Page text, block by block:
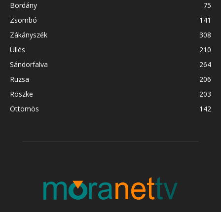
Bordány
75
Zsombó
141
Zákányszék
308
Üllés
210
Sándorfalva
264
Ruzsa
206
Röszke
203
Öttömös
142